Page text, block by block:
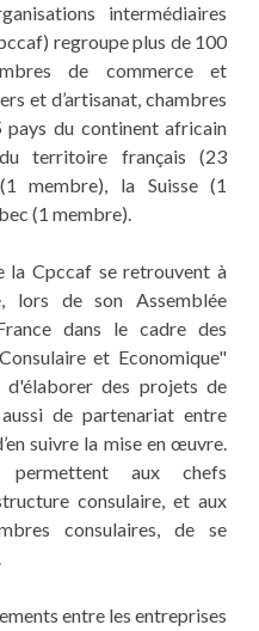
intermédiaires
regroupe plus de 100
de commerce et
et d’artisanat, chambres
pays du continent africain
territoire français (23
membre), la Suisse (1
(1 membre).
la Cpccaf se retrouvent à
lors de son Assemblée
dans le cadre des
et Economique"
d'élaborer des projets de
de partenariat entre
suivre la mise en œuvre.
permettent aux chefs
consulaire, et aux
consulaires, de se
entre les entreprises